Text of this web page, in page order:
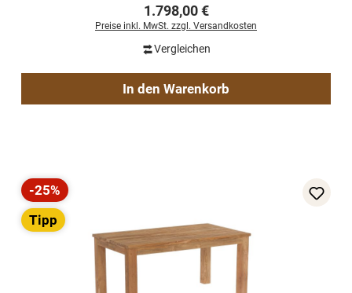
Regulärer Preis:
1.798,00 €
Preise inkl. MwSt. zzgl. Versandkosten
Vergleichen
In den Warenkorb
Rabatt
-25%
Tipp